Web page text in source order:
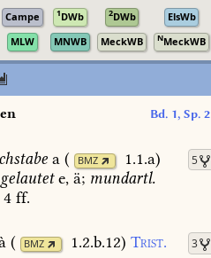
Campe 1DWb 2DWb ElsWb
MLW MNWB MeckWB NMeckWB
Bd. 1, Sp. 2
5
a ( BMZ 1.1.a)
e, ä; mundartl.
4 ff.
3
( BMZ 1.2.b.12) Trist.